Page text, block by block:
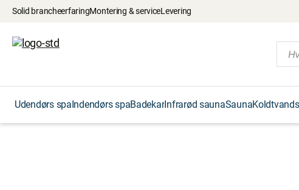
Solid brancheerfaringMontering & serviceLevering
Udendørs spaIndendørs spaBadekarInfrarød saunaSauna